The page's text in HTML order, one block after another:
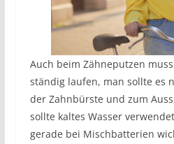
Auch beim Zähneputzen
ständig laufen, man sollte es
der Zahnbürste und zum
sollte kaltes Wasser
gerade bei Mischbatterien